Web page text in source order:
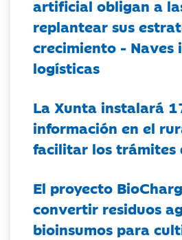
artificial obligan a
replantear sus
crecimiento - Naves
logísticas
La Xunta instalará
información en el
facilitar los trámites
El proyecto
convertir residuos
bioinsumos para